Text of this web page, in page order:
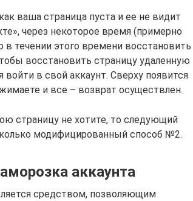
ваша страница пуста и ее не видит
через некоторое время (примерно
течении этого времени восстановить
восстановить страницу удаленную
в свой аккаунт. Сверху появится
и все – возврат осуществлен.
страницу не хотите, то следующий
модифицированный способ №2.
аккаунта
средством, позволяющим